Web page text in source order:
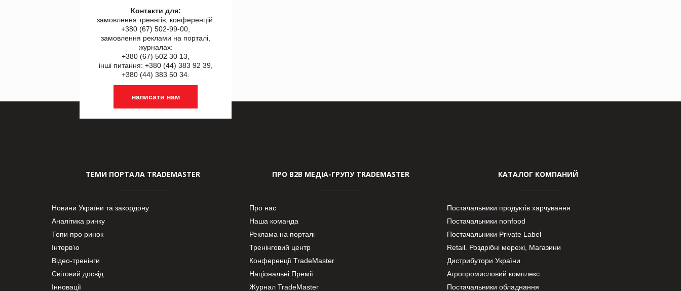
Контакти для:
замовлення треннгів, конференцій:
+380 (67) 502-99-00,
замовлення реклами на порталі,
журналах:
+380 (67) 502 30 13,
інші питання: +380 (44) 383 92 39,
+380 (44) 383 50 34.
написати нам
ТЕМИ ПОРТАЛА TRADEMASTER
Новини України та закордону
Аналітика ринку
Топи про ринок
Інтерв’ю
Відео-тренінги
Світовий досвід
Інновації
ПРО В2В МЕДІА-ГРУПУ TRADEMASTER
Про нас
Наша команда
Реклама на порталі
Тренінговий центр
Конференції TradeMaster
Національні Премії
Журнал TradeMaster
КАТАЛОГ КОМПАНИЙ
Постачальники продуктів харчування
Постачальники nonfood
Постачальники Private Label
Retail. Роздрібні мережі, Магазини
Дистрибутори України
Агропромисловий комплекс
Постачальники обладнання